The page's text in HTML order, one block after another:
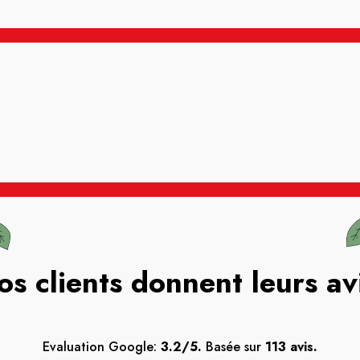
clients donnent leurs
Evaluation Google: 3.2/5. Basée sur 113 avis.